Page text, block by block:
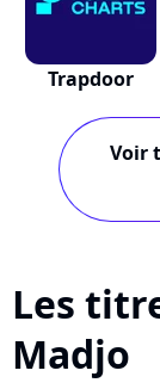
Trapdoor
Voir
Les
Madjo